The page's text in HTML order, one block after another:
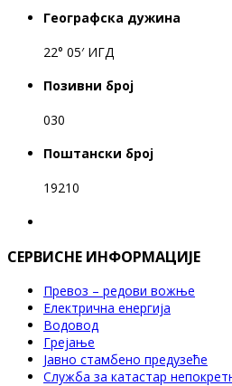
Географска дужина
22° 05′ ИГД
Позивни број
030
Поштански број
19210
СЕРВИСНЕ ИНФОРМАЦИЈЕ
Превоз – редови вожње
Електрична енергија
Водовод
Грејање
Јавно стамбено предузеће
Служба за катастар